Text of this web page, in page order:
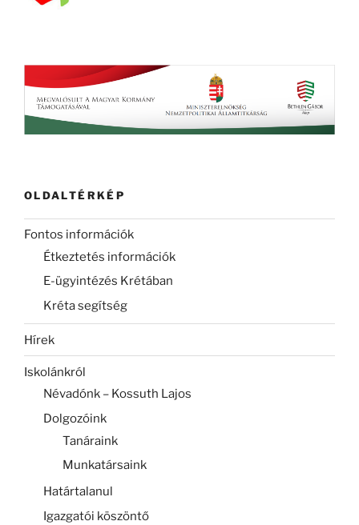
OLDALTÉRKÉP
Fontos információk
Étkeztetés információk
E-ügyintézés Krétában
Kréta segítség
Hírek
Iskolánkról
Névadónk – Kossuth Lajos
Dolgozóink
Tanáraink
Munkatársaink
Határtalanul
Igazgatói köszöntő